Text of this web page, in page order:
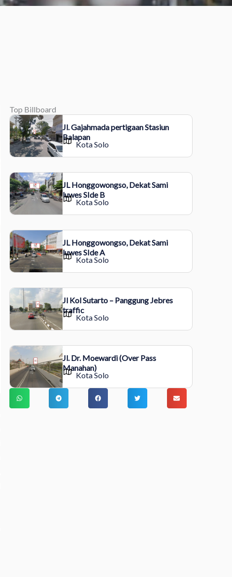
Top Billboard
Jl. Gajahmada pertigaan Stasiun
Balapan
Kota Solo
JL Honggowongso, Dekat Sami
luwes SIde B
Kota Solo
JL Honggowongso, Dekat Sami
luwes SIde A
Kota Solo
Jl Kol Sutarto – Panggung Jebres
traffic
Kota Solo
Jl. Dr. Moewardi (Over Pass
Manahan)
Kota Solo